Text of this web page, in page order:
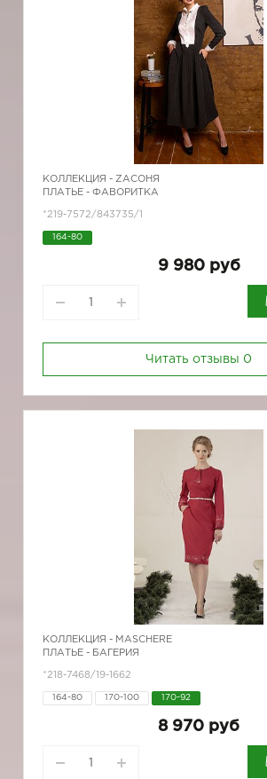
КОЛЛЕКЦИЯ - ZAСОНЯ
ПЛАТЬЕ - ФАВОРИТКА
*219-7572/843735/1
164-80
9 980 руб
Читать отзывы 0
КОЛЛЕКЦИЯ - MASCHERE
ПЛАТЬЕ - БАГЕРИЯ
*218-7468/19-1662
164-80 170-100 170-92
8 970 руб